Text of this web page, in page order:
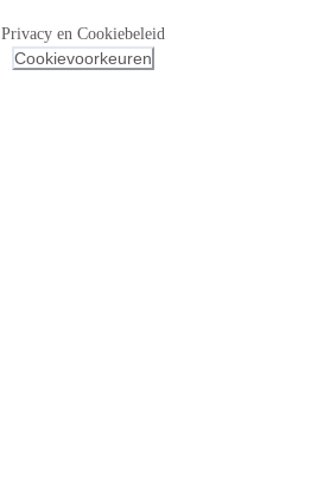
Privacy en Cookiebeleid
Cookievoorkeuren